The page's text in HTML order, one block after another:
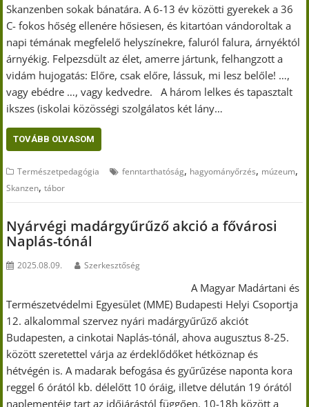
Skanzenben sokak bánatára. A 6-13 év közötti gyerekek a 36
C- fokos hőség ellenére hősiesen, és kitartóan vándoroltak a
napi témának megfelelő helyszínekre, faluról falura, árnyéktól
árnyékig. Felpezsdült az élet, amerre jártunk, felhangzott a
vidám hujogatás: Előre, csak előre, lássuk, mi lesz belőle! …,
vagy ebédre …, vagy kedvedre. A három lelkes és tapasztalt
ikszes (iskolai közösségi szolgálatos két lány…
TOVÁBB OLVASOM
Természetpedagógia fenntarthatóság, hagyományőrzés, múzeum,
Skanzen,tábor
Nyárvégi madárgyűrűző akció a fővárosi
Naplás-tónál
2025.08.09. Szerkesztőség
A Magyar Madártani és
Természetvédelmi Egyesület (MME) Budapesti Helyi Csoportja
12. alkalommal szervez nyári madárgyűrűző akciót
Budapesten, a cinkotai Naplás-tónál, ahova augusztus 8-25.
között szeretettel várja az érdeklődőket hétköznap és
hétvégén is. A madarak befogása és gyűrűzése naponta kora
reggel 6 órától kb. délelőtt 10 óráig, illetve délután 19 órától
naplementéig tart az időjárástól függően. 10-18h között a